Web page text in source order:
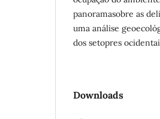
panoramasobre as
uma análise
dos setopres
Downloads